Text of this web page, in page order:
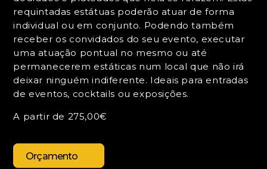
requintadas estátuas poderão atuar de forma
individual ou em conjunto. Podendo também
receber os convidados do seu evento, executar
uma atuação pontual no mesmo ou até
permanecerem estáticas num local que não irá
deixar ninguém indiferente. Ideais para entradas
de eventos, cocktails ou exposições.
A partir de 275,00€
Orçamento